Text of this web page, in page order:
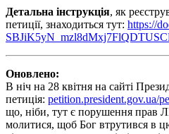
Детальна інструкція, як
петиції, знаходиться тут: https://
Оновлено:
В ніч на 28 квітня на сайті
петиція: petition.president.gov.ua/
що, ніби, тут є порушення прав
молитися, щоб Бог втрутився в